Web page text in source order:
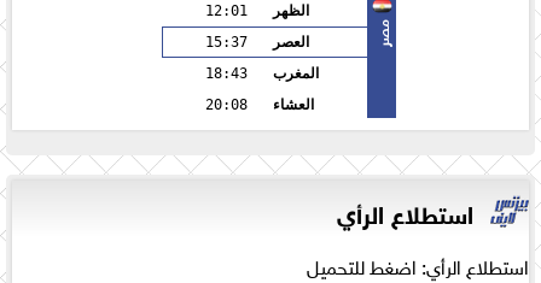
مصر
الظهر
12:01
العصر
15:37
المغرب
18:43
العشاء
20:08
استطلاع الرأي
استطلاع الرأي: اضغط للتحميل